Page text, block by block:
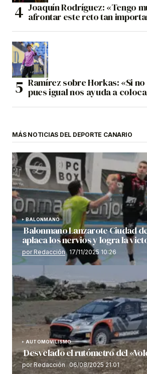
Joaquín Rodríguez: «Tengo
afrontar este reto tan
Ramírez sobre Horkas: «Si
pues igual nos ayuda a
MÁS NOTICIAS DEL DEPORTE CANARIO
BALONMANO
Balonmano Lanzarote Ciudad
aplaca los nervios y logra la
por Redacción 17/11/2025 10:26
AUTOMOVILISMO
Desvelado el rutómetro del
por Redacción 06/08/2025 21:01